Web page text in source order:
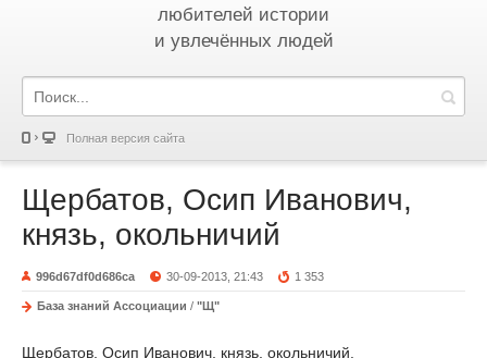
любителей истории
и увлечённых людей
Полная версия сайта
Щербатов, Осип Иванович,
князь, окольничий
996d67df0d686ca 30-09-2013, 21:43 1 353
База знаний Ассоциации / "Щ"
Щербатов, Осип Иванович, князь, окольничий.